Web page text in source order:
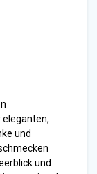
eleganten,
und
und